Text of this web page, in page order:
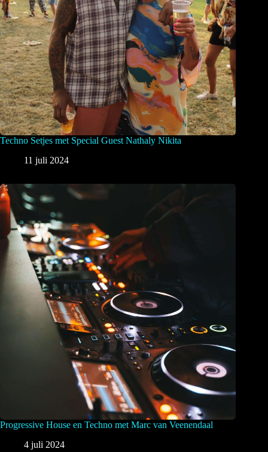
Techno Setjes met Special Guest Nathaly Nikita
11 juli 2024
Progressive House en Techno met Marc van Veenendaal
4 juli 2024